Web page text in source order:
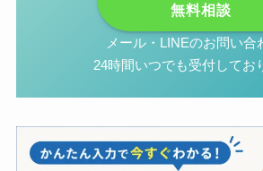
無料相談
メール・LINEのお問い合
24時間いつでも受付してお